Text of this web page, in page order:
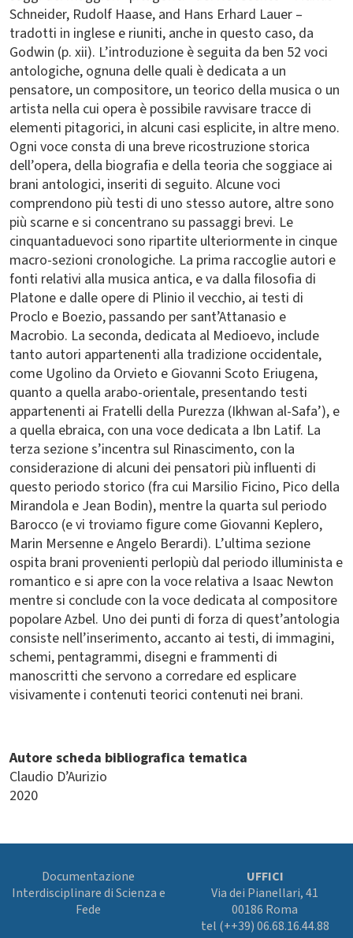
Schneider, Rudolf Haase, and Hans Erhard Lauer –
tradotti in inglese e riuniti, anche in questo caso, da
Godwin (p. xii). L’introduzione è seguita da ben 52 voci
antologiche, ognuna delle quali è dedicata a un
pensatore, un compositore, un teorico della musica o un
artista nella cui opera è possibile ravvisare tracce di
elementi pitagorici, in alcuni casi esplicite, in altre meno.
Ogni voce consta di una breve ricostruzione storica
dell’opera, della biografia e della teoria che soggiace ai
brani antologici, inseriti di seguito. Alcune voci
comprendono più testi di uno stesso autore, altre sono
più scarne e si concentrano su passaggi brevi. Le
cinquantaduevoci sono ripartite ulteriormente in cinque
macro-sezioni cronologiche. La prima raccoglie autori e
fonti relativi alla musica antica, e va dalla filosofia di
Platone e dalle opere di Plinio il vecchio, ai testi di
Proclo e Boezio, passando per sant’Attanasio e
Macrobio. La seconda, dedicata al Medioevo, include
tanto autori appartenenti alla tradizione occidentale,
come Ugolino da Orvieto e Giovanni Scoto Eriugena,
quanto a quella arabo-orientale, presentando testi
appartenenti ai Fratelli della Purezza (Ikhwan al-Safa’), e
a quella ebraica, con una voce dedicata a Ibn Latif. La
terza sezione s’incentra sul Rinascimento, con la
considerazione di alcuni dei pensatori più influenti di
questo periodo storico (fra cui Marsilio Ficino, Pico della
Mirandola e Jean Bodin), mentre la quarta sul periodo
Barocco (e vi troviamo figure come Giovanni Keplero,
Marin Mersenne e Angelo Berardi). L’ultima sezione
ospita brani provenienti perlopiù dal periodo illuminista e
romantico e si apre con la voce relativa a Isaac Newton
mentre si conclude con la voce dedicata al compositore
popolare Azbel. Uno dei punti di forza di quest’antologia
consiste nell’inserimento, accanto ai testi, di immagini,
schemi, pentagrammi, disegni e frammenti di
manoscritti che servono a corredare ed esplicare
visivamente i contenuti teorici contenuti nei brani.
Autore scheda bibliografica tematica
Claudio D’Aurizio
2020
Documentazione
Interdisciplinare di Scienza e
Fede
UFFICI
Via dei Pianellari, 41
00186 Roma
tel (++39) 06.68.16.44.88